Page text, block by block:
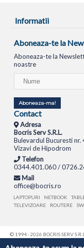
Informatii
Aboneaza-te la
Aboneaza-te la
noastre
Aboneaza-ma!
Contact
Adresa
Bocris Serv S.R.L.
Bulevardul Bucuresti nr.
Vizavi de Hipodrom
Telefon
0344.401.060 /
Mail
office@bocris.ro
LAPTOPURI NETBOOK
TELEVIZOARE
ROUTERE
© 1994 - 2026 BOCRIS SERV